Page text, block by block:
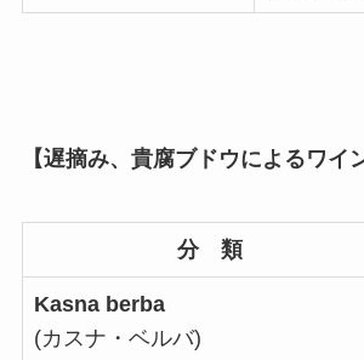
【遅摘み、貴腐ブドウによるワイ
分 類
Kasna berba
(カスナ・ベルバ)